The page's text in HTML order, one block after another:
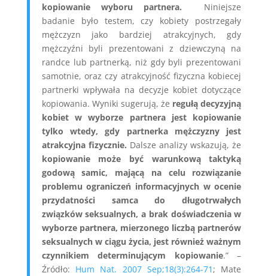
kopiowanie wyboru partnera.
Niniejsze
badanie było testem, czy kobiety postrzegały
mężczyzn jako bardziej atrakcyjnych, gdy
mężczyźni byli prezentowani z dziewczyną na
randce lub partnerką, niż gdy byli prezentowani
samotnie, oraz czy atrakcyjność fizyczna kobiecej
partnerki wpływała na decyzje kobiet dotyczące
kopiowania. Wyniki sugerują, że regułą decyzyjną
kobiet w wyborze partnera jest kopiowanie
tylko wtedy, gdy partnerka mężczyzny jest
atrakcyjna fizycznie. Dalsze analizy wskazują, że
kopiowanie może być warunkową taktyką
godową samic, mającą na celu rozwiązanie
problemu ograniczeń informacyjnych w ocenie
przydatności samca do długotrwałych
związków seksualnych, a brak doświadczenia w
wyborze partnera, mierzonego liczbą partnerów
seksualnych w ciągu życia, jest również ważnym
czynnikiem determinującym kopiowanie.” –
Źródło: Hum Nat. 2007 Sep;18(3):264-71 ; Mate